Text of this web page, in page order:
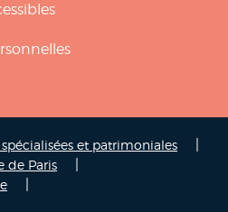
et patrimoniales
de Paris